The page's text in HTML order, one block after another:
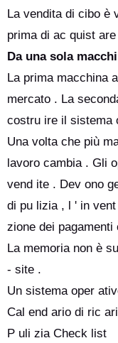
La vendita di cibo è
prima di ac quist are
Da una sola
La prima macchina
mercato . La
costru ire il sistema
Una volta che più
lavoro cambia . Gli
vend ite . Dev ono
di pu lizia , l ' in
zione dei
La memoria non è
- site .
Un sistema oper
Cal end ario di ric
P uli zia Check list